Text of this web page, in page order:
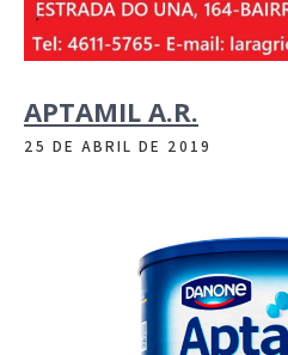
APTAMIL A.R.
25 DE ABRIL DE 2019